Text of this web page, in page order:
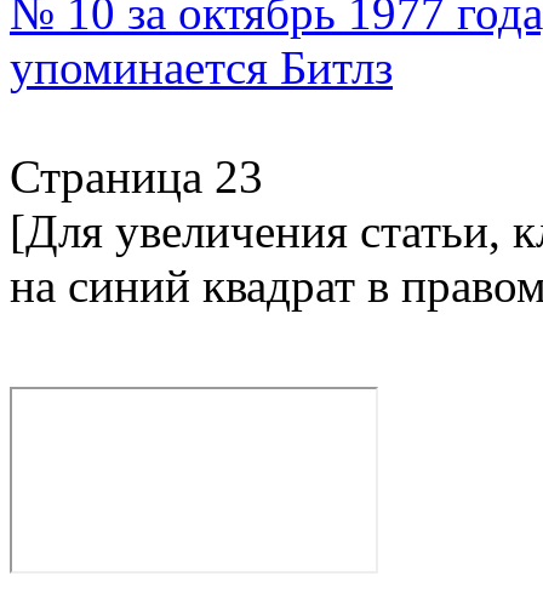
Страница 23
[Для увеличения статьи,
на синий квадрат в